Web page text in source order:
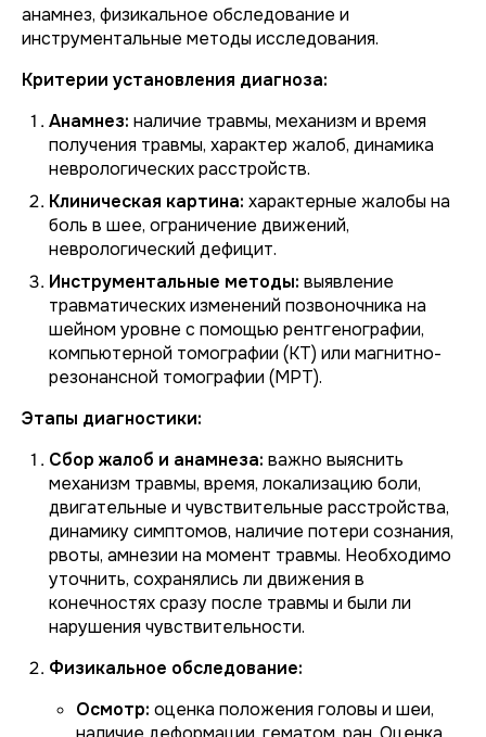
анамнез, физикальное обследование и
инструментальные методы исследования.
Критерии установления диагноза:
Анамнез: наличие травмы, механизм и время
получения травмы, характер жалоб, динамика
неврологических расстройств.
Клиническая картина: характерные жалобы на
боль в шее, ограничение движений,
неврологический дефицит.
Инструментальные методы: выявление
травматических изменений позвоночника на
шейном уровне с помощью рентгенографии,
компьютерной томографии (КТ) или магнитно-
резонансной томографии (МРТ).
Этапы диагностики:
Сбор жалоб и анамнеза: важно выяснить
механизм травмы, время, локализацию боли,
двигательные и чувствительные расстройства,
динамику симптомов, наличие потери сознания,
рвоты, амнезии на момент травмы. Необходимо
уточнить, сохранялись ли движения в
конечностях сразу после травмы и были ли
нарушения чувствительности.
Физикальное обследование:
Осмотр: оценка положения головы и шеи,